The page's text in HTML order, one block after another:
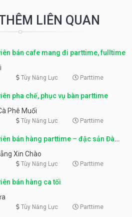
LIÊN QUAN
bán cafe mang đi parttime, fulltime
Tùy Năng Lực Parttime
pha chế, phục vụ bàn parttime
Phê Muối
Tùy Năng Lực Parttime
bán hàng parttime – đặc sản Đà
Xin Chào
Tùy Năng Lực Parttime
bán hàng ca tối
Tùy Năng Lực Parttime